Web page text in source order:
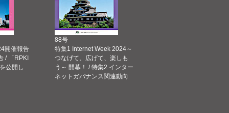
開催報告
/ 「RPKI
公開し
88号
特集1 Internet Week 2024～
つなげて、広げて、楽しも
う～ 開幕！ / 特集2 インター
ネットガバナンス関連動向